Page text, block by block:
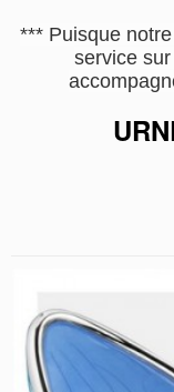
*** Puisque
service